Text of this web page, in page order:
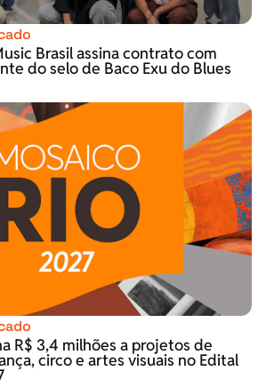
Brasil assina contrato com
do selo de Baco Exu do Blues
R$ 3,4 milhões a projetos de
circo e artes visuais no Edital